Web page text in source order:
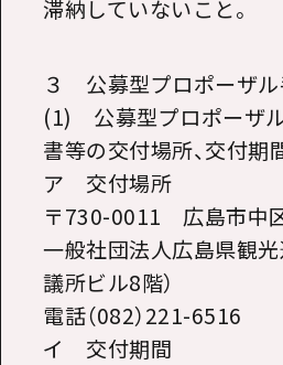
滞納していないこと。
３ 公募型プロポーザ
(1) 公募型プロポーザ
書等の交付場所、交付期
ア 交付場所
〒730-0011 広島市中
一般社団法人広島県観光
議所ビル8階）
電話（082）221-6516
イ 交付期間